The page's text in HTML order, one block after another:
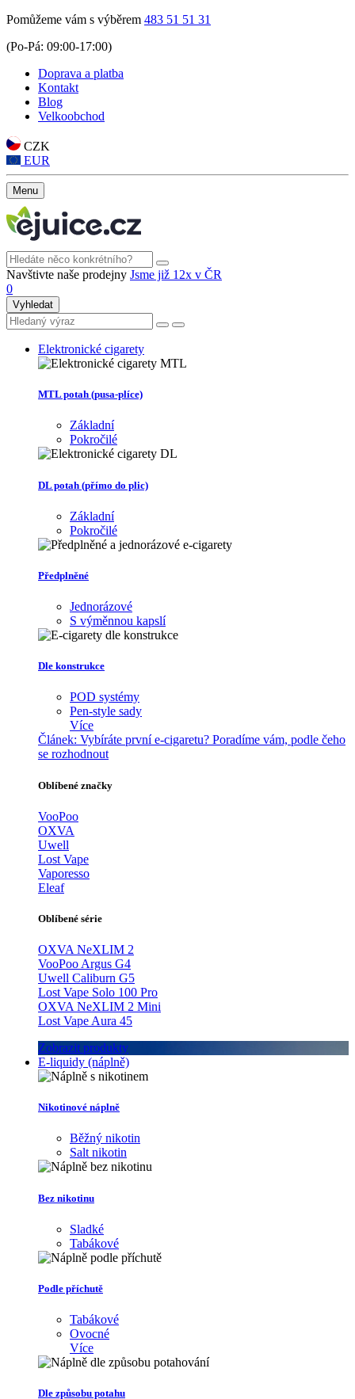
Pomůžeme vám s výběrem 483 51 51 31
(Po-Pá: 09:00-17:00)
Doprava a platba
Kontakt
Blog
Velkoobchod
CZK
EUR
Menu
Navštivte naše prodejny Jsme již 12x v ČR
0
Vyhledat
Elektronické cigarety
MTL potah (pusa-plíce)
Základní
Pokročilé
DL potah (přímo do plic)
Základní
Pokročilé
Předplněné
Jednorázové
S výměnnou kapslí
Dle konstrukce
POD systémy
Pen-style sady
Více
Článek: Vybíráte první e-cigaretu? Poradíme vám, podle čeho
se rozhodnout
Oblíbené značky
VooPoo
OXVA
Uwell
Lost Vape
Vaporesso
Eleaf
Oblíbené série
OXVA NeXLIM 2
VooPoo Argus G4
Uwell Caliburn G5
Lost Vape Solo 100 Pro
OXVA NeXLIM 2 Mini
Lost Vape Aura 45
Zobrazit produkty
E-liquidy (náplně)
Nikotinové náplně
Běžný nikotin
Salt nikotin
Bez nikotinu
Sladké
Tabákové
Podle příchutě
Tabákové
Ovocné
Více
Dle způsobu potahu